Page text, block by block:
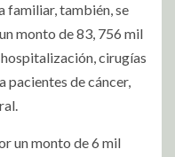
familiar, también, se
monto de 83, 756 mil
cirugías
pacientes de cáncer,
un monto de 6 mil